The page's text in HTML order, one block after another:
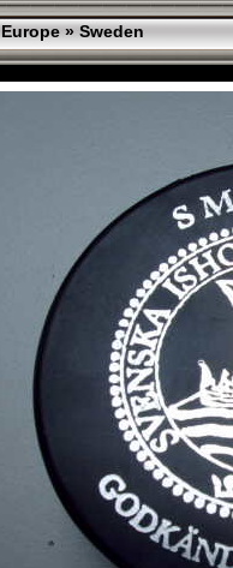
Europe » Sweden